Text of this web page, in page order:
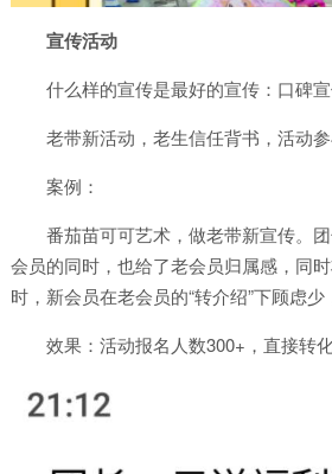
宣传活动
什么样的宣传是最好的宣传：口碑宣
老带新活动，老生信任背书，活动
案例：
番茄苗可可艺术，做老带新宣传。
会员的同时，也给了老会员归属感，同
时，新会员在老会员的“转介绍”下顾虑少
效果：活动报名人数300+，直接转